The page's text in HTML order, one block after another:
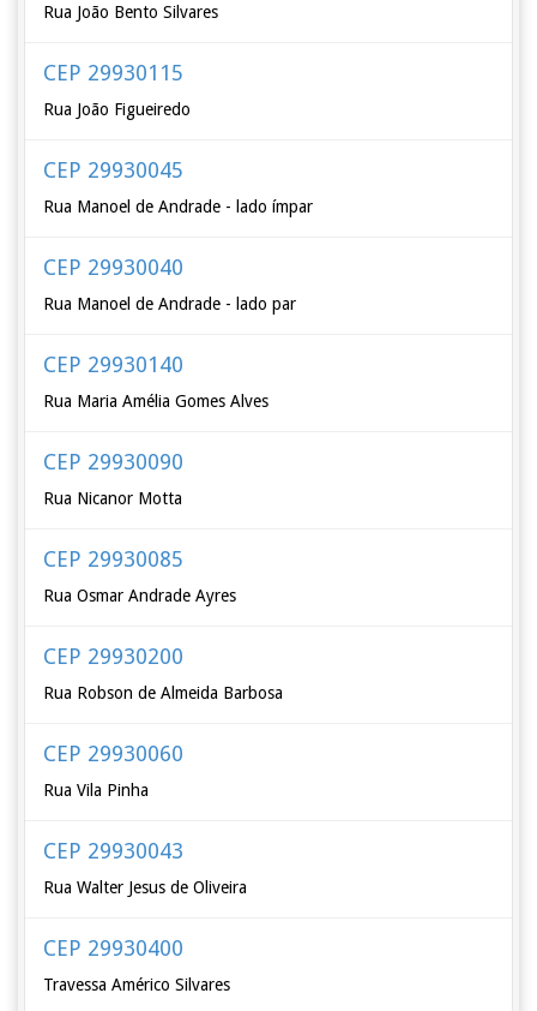
Rua João Bento Silvares
CEP 29930115
Rua João Figueiredo
CEP 29930045
Rua Manoel de Andrade - lado ímpar
CEP 29930040
Rua Manoel de Andrade - lado par
CEP 29930140
Rua Maria Amélia Gomes Alves
CEP 29930090
Rua Nicanor Motta
CEP 29930085
Rua Osmar Andrade Ayres
CEP 29930200
Rua Robson de Almeida Barbosa
CEP 29930060
Rua Vila Pinha
CEP 29930043
Rua Walter Jesus de Oliveira
CEP 29930400
Travessa Américo Silvares